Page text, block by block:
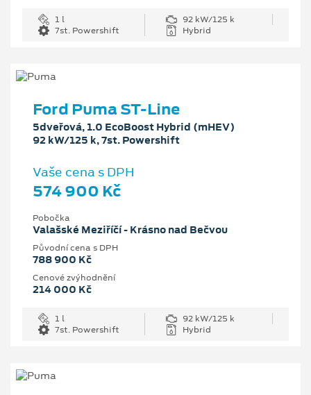
1 l
92 kW/125 k
7st. Powershift
Hybrid
Ford Puma ST-Line
5dveřová, 1.0 EcoBoost Hybrid (mHEV)
92 kW/125 k, 7st. Powershift
Vaše cena s DPH
574 900 Kč
Pobočka
Valašské Meziříčí - Krásno nad Bečvou
Původní cena s DPH
788 900 Kč
Cenové zvýhodnění
214 000 Kč
1 l
92 kW/125 k
7st. Powershift
Hybrid